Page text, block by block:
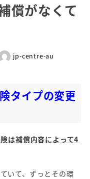
償がなくて
jp-centre-au
タイプの変更
は補償内容によって4
いて、ずっとその環